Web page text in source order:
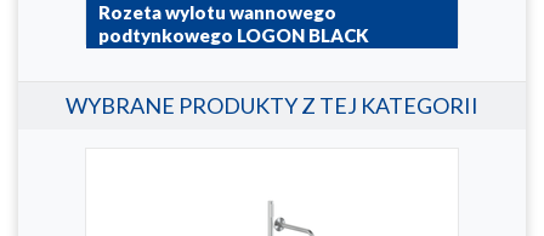
Rozeta wylotu wannowego
podtynkowego LOGON BLACK
827-057-81 835-
WYBRANE PRODUKTY Z TEJ KATEGORII